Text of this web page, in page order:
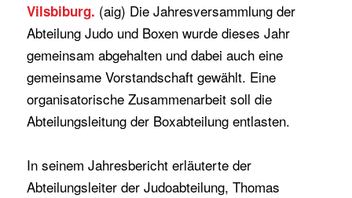
Vilsbiburg. (aig) Die Jahresversammlung der
Abteilung Judo und Boxen wurde dieses Jahr
gemeinsam abgehalten und dabei auch eine
gemeinsame Vorstandschaft gewählt. Eine
organisatorische Zusammenarbeit soll die
Abteilungsleitung der Boxabteilung entlasten.
In seinem Jahresbericht erläuterte der
Abteilungsleiter der Judoabteilung, Thomas